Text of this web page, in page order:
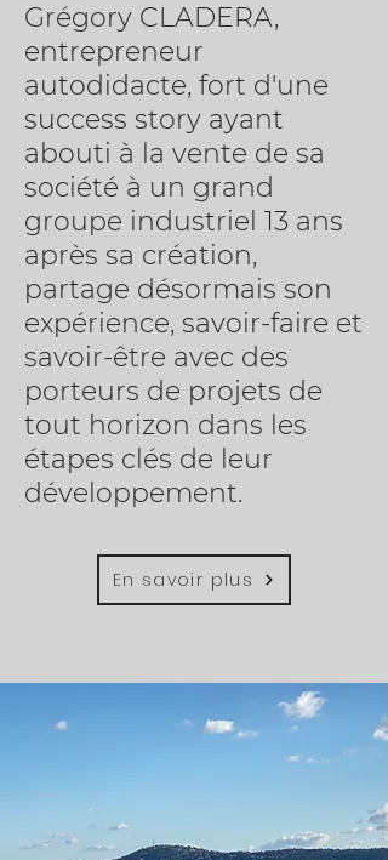
Grégory CLADERA,
entrepreneur
autodidacte, fort d'une
success story ayant
abouti à la vente de sa
société à un grand
groupe industriel 13 ans
après sa création,
partage désormais son
expérience, savoir-faire et
savoir-être avec des
porteurs de projets de
tout horizon dans les
étapes clés de leur
développement.
En savoir plus